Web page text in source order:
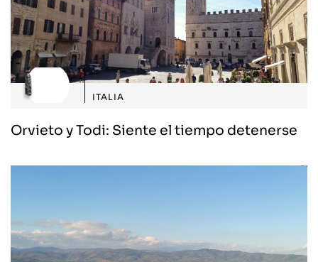
ITALIA
Orvieto y Todi: Siente el tiempo detenerse